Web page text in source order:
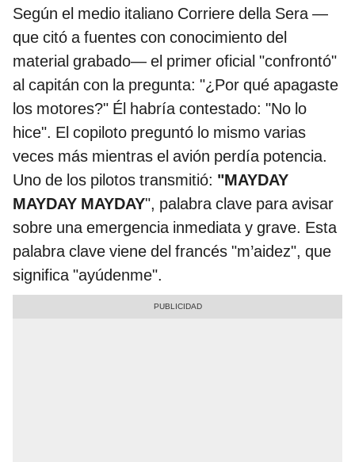
Según el medio italiano Corriere della Sera —
que citó a fuentes con conocimiento del
material grabado— el primer oficial "confrontó"
al capitán con la pregunta: "¿Por qué apagaste
los motores?" Él habría contestado: "No lo
hice". El copiloto preguntó lo mismo varias
veces más mientras el avión perdía potencia.
Uno de los pilotos transmitió: "MAYDAY
MAYDAY MAYDAY", palabra clave para avisar
sobre una emergencia inmediata y grave. Esta
palabra clave viene del francés "m’aidez", que
significa "ayúdenme".